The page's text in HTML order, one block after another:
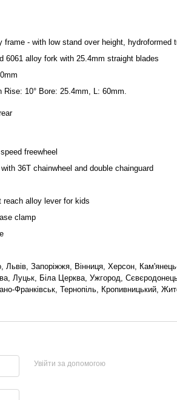
frame - with low stand over height, hydroformed
6061 alloy fork with 25.4mm straight blades
10° Bore: 25.4mm, L: 60mm.
freewheel
36T chainwheel and double chainguard
alloy lever for kids
clamp
Львів, Запоріжжя, Вінниця, Херсон,
Луцьк, Біла Церква, Ужгород,
Франківськ, Тернопіль, Кропивницький,
Увійти за допомогою